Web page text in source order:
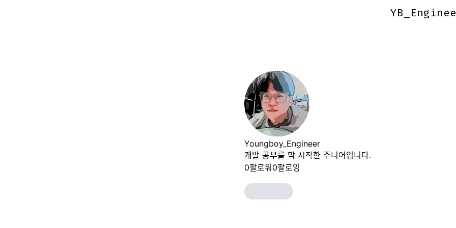
Youngboy_Engineer
개발 공부를 막 시작한 주니어입니다.
0팔로워 0팔로잉